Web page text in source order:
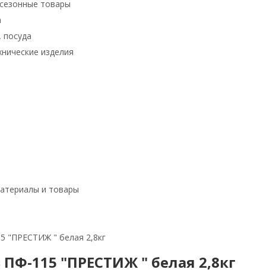
товары
изделия
и товары
"ПРЕСТИЖ " белая 2,8кг
115 "ПРЕСТИЖ " белая 2,8кг